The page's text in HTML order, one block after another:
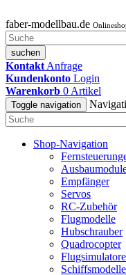
faber-modellbau.de
suchen
Kontakt Anfrage
Kundenkonto Login
Warenkorb 0 Artikel
Toggle navigation
Shop-Navigation
Empfänger
Servos
RC-Zubehör
Flugmodelle
Hubschrauber
Quadrocopter
Schiffsmodelle